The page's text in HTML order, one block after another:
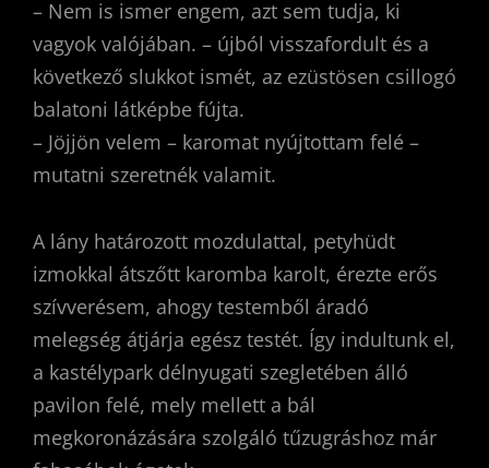
– Nem is ismer engem, azt sem tudja, ki
vagyok valójában. – újból visszafordult és a
következő slukkot ismét, az ezüstösen csillogó
balatoni látképbe fújta.
– Jöjjön velem – karomat nyújtottam felé –
mutatni szeretnék valamit.
A lány határozott mozdulattal, petyhüdt
izmokkal átszőtt karomba karolt, érezte erős
szívverésem, ahogy testemből áradó
melegség átjárja egész testét. Így indultunk el,
a kastélypark délnyugati szegletében álló
pavilon felé, mely mellett a bál
megkoronázására szolgáló tűzugráshoz már